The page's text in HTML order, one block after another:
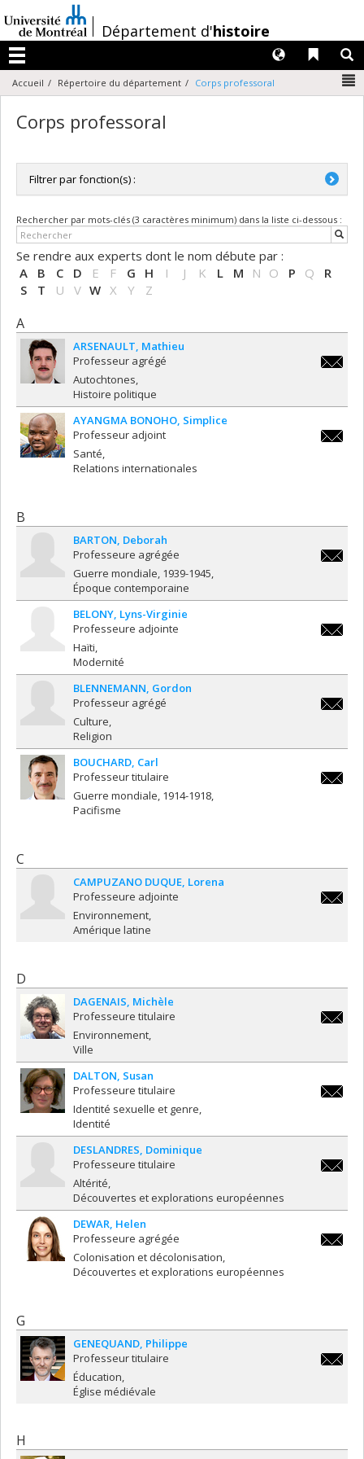
au
contenu
/Département d'histoire
Menu
Liens
Langues
Accueil Répertoire du département Corps professoral
Corps professoral
Filtrer par fonction(s) :
Directrice de département / Directeur de département
Professeure adjointe / Professeur adjoint
Professeure agrégée / Professeur agrégé
Professeure titulaire / Professeur titulaire
Rechercher par mots-clés (3 caractères minimum) dans la liste ci-dessous :
Se rendre aux experts dont le nom débute par :
A
B C D E F G H I J K L M N O P Q
R
S
T U V W X Y Z
A
ARSENAULT Mathieu
Professeur agrégé
Autochtones
Histoire politique
AYANGMA BONOHO Simplice
Professeur adjoint
Santé
Relations internationales
B
BARTON Deborah
Professeure agrégée
Guerre mondiale, 1939-1945
Époque contemporaine
BELONY Lyns-Virginie
Professeure adjointe
Haïti
Modernité
BLENNEMANN Gordon
Professeur agrégé
Culture
Religion
BOUCHARD Carl
Professeur titulaire
Guerre mondiale, 1914-1918
Pacifisme
C
CAMPUZANO DUQUE Lorena
Professeure adjointe
Environnement
Amérique latine
D
DAGENAIS Michèle
Professeure titulaire
Environnement
Ville
DALTON Susan
Professeure titulaire
Identité sexuelle et genre
Identité
DESLANDRES Dominique
Professeure titulaire
Altérité
Découvertes et explorations européennes
DEWAR Helen
Professeure agrégée
Colonisation et décolonisation
Découvertes et explorations européennes
G
GENEQUAND Philippe
Professeur titulaire
Éducation
Église médiévale
H